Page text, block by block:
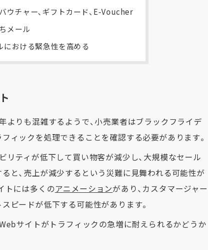
ウチャー、ギフトカード、E-Voucher
メール
における緊急性を高める
よりも混雑するようで、小売業者はブラックフライデ
ィックを処理できることを確認する必要があります。
リティが低下して買い物客が減少し、大規模なセール
と、売上が減少するという災難に見舞われる可能性が
トには多くのアニメーションがあり、カスタマージャー
ピードが低下する可能性があります。
サイトがトラフィックの急増に耐えられるかどうか